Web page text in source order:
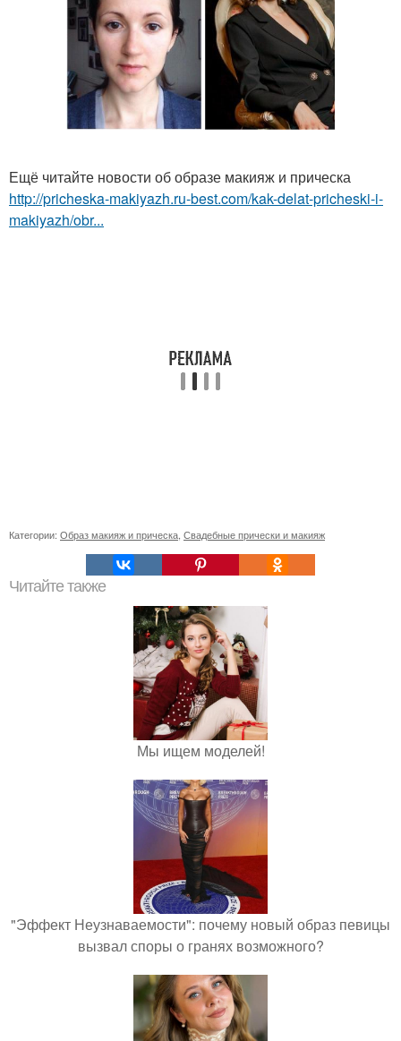
Ещё читайте новости об образе макияж и прическа
http://pricheska-makiyazh.ru-best.com/kak-delat-pricheski-i-
makiyazh/obr...
Категории: Образ макияж и прическа Свадебные прически и макияж
Читайте также
Мы ищем моделей!
"Эффект Неузнаваемости": почему новый образ певицы
вызвал споры о гранях возможного?